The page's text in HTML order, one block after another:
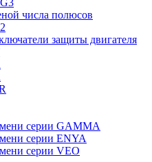
числа полюсов
защиты двигателя
серии GAMMA
серии ENYA
серии VEO